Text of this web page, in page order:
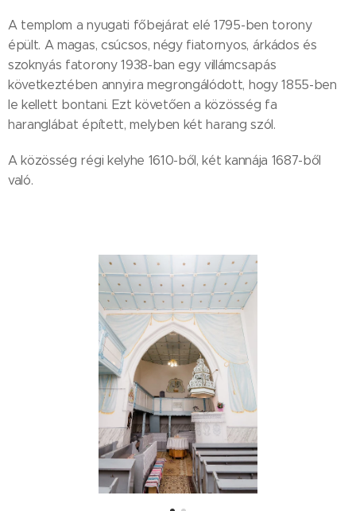
A templom a nyugati főbejárat elé 1795-ben torony
épült. A magas, csúcsos, négy fiatornyos, árkádos és
szoknyás fatorony 1938-ban egy villámcsapás
következtében annyira megrongálódott, hogy 1855-ben
le kellett bontani. Ezt követően a közösség fa
haranglábat épített, melyben két harang szól.
A közösség régi kelyhe 1610-ből, két kannája 1687-ből
való.